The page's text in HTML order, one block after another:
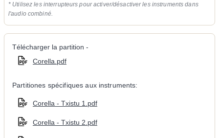
* Utilisez les interrupteurs pour activer/désactiver les instruments dans
l'audio combiné.
Télécharger la partition -
Corella.pdf
Partitiones spécifiques aux instruments:
Corella - Txistu 1.pdf
Corella - Txistu 2.pdf